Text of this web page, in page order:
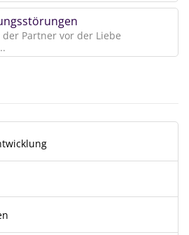
der Partner vor der Liebe